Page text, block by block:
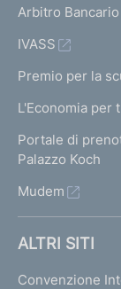
Arbitro
IVASS
Premio per la
L'Economia per
Portale di
Palazzo Koch
Mudem
ALTRI SITI
Convenzione